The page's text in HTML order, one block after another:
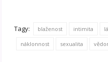
Tagy: blaženost intimita
náklonnost sexualita